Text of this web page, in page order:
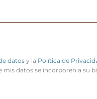
datos y la Política de
datos se incorporen a su